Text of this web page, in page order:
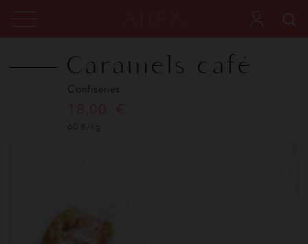
Caramels café
Confiseries